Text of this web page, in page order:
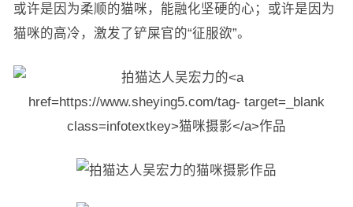
或许是因为柔顺的猫咪，能融化坚硬的心；或许是因为
猫咪的高冷，激发了铲屎官的“征服欲”。